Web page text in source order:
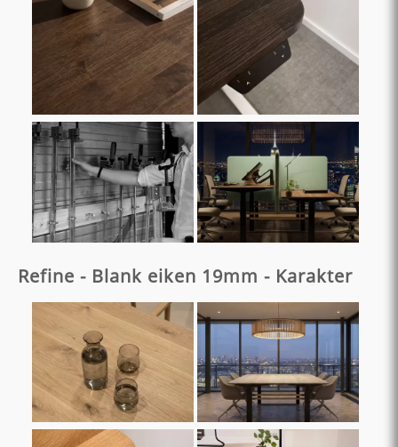
Refine - Blank eiken 19mm - Karakter